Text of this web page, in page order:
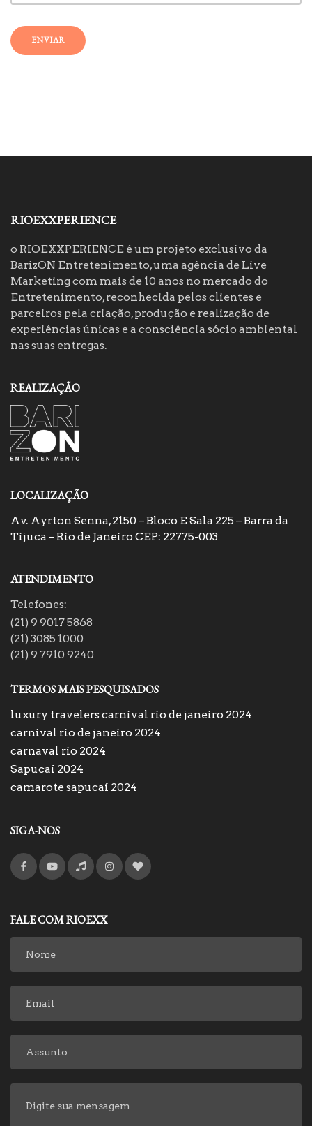
ENVIAR
RIOEXXPERIENCE
o RIOEXXPERIENCE é um projeto exclusivo da
BarizON Entretenimento, uma agência de Live
Marketing com mais de 10 anos no mercado do
Entretenimento, reconhecida pelos clientes e
parceiros pela criação, produção e realização de
experiências únicas e a consciência sócio ambiental
nas suas entregas.
REALIZAÇÃO
LOCALIZAÇÃO
Av. Ayrton Senna, 2150 – Bloco E Sala 225 – Barra da
Tijuca – Rio de Janeiro CEP: 22775-003
ATENDIMENTO
Telefones:
(21) 9 9017 5868
(21) 3085 1000
(21) 9 7910 9240
TERMOS MAIS PESQUISADOS
luxury travelers carnival rio de janeiro 2024
carnival rio de janeiro 2024
carnaval rio 2024
Sapucaí 2024
camarote sapucaí 2024
SIGA-NOS
FALE COM RIOEXX